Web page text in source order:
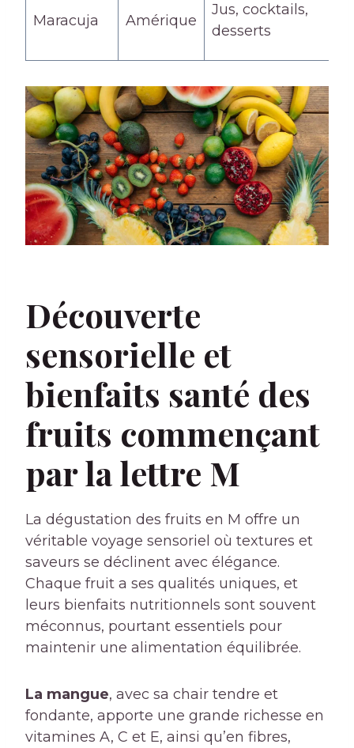
Maracuja Amérique
Jus, cocktails,
desserts
Découverte
sensorielle et
bienfaits santé des
fruits commençant
par la lettre M
La dégustation des fruits en M offre un
véritable voyage sensoriel où textures et
saveurs se déclinent avec élégance.
Chaque fruit a ses qualités uniques, et
leurs bienfaits nutritionnels sont souvent
méconnus, pourtant essentiels pour
maintenir une alimentation équilibrée.
La mangue, avec sa chair tendre et
fondante, apporte une grande richesse en
vitamines A, C et E, ainsi qu’en fibres,